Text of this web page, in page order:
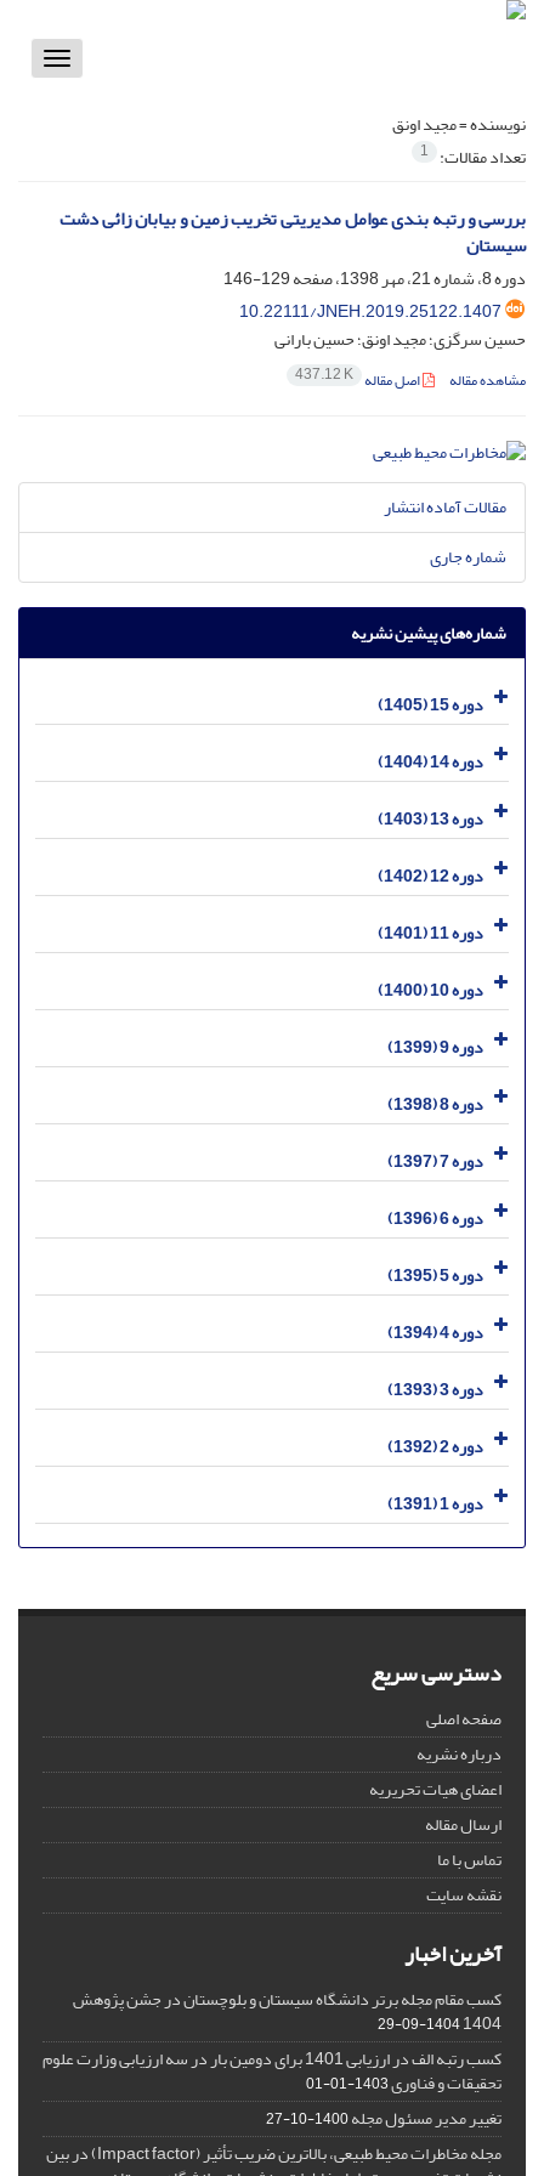
Toggle
نویسنده =مجید اونق
تعداد مقالات: 1
بررسی و رتبه بندی عوامل مدیریتی تخریب زمین و بیابان زائی دشت
سیستان
دوره 8، شماره 21، مهر 1398، صفحه
129-146
10.22111/JNEH.2019.25122.1407
حسین سرگزی؛ مجید اونق؛ حسین بارانی
مشاهده مقاله اصل مقاله 437.12 K
مقالات آماده انتشار
شماره جاری
شماره‌های پیشین نشریه
دوره 15 (1405)
دوره 14 (1404)
دوره 13 (1403)
دوره 12 (1402)
دوره 11 (1401)
دوره 10 (1400)
دوره 9 (1399)
دوره 8 (1398)
دوره 7 (1397)
دوره 6 (1396)
دوره 5 (1395)
دوره 4 (1394)
دوره 3 (1393)
دوره 2 (1392)
دوره 1 (1391)
دسترسی سریع
صفحه اصلی
درباره نشریه
اعضای هیات تحریریه
ارسال مقاله
تماس با ما
نقشه سایت
آخرین اخبار
کسب مقام مجله برتر دانشگاه سیستان و بلوچستان در جشن پژوهش
1404
1404-09-29
کسب رتبه الف در ارزیابی 1401 برای دومین بار در سه ارزیابی وزارت علوم
تحقیقات و فناوری1403-01-01
تغییر مدیر مسئول مجله1400-10-27
مجله مخاطرات محیط طبیعی، بالاترین ضریب تأثیر (Impact factor) در بین